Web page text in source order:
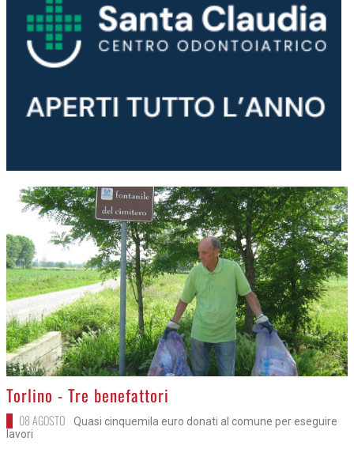
>
Torlino - Tre benefattori
08 AGOSTO
Quasi cinquemila euro donati al comune per eseguire
lavori